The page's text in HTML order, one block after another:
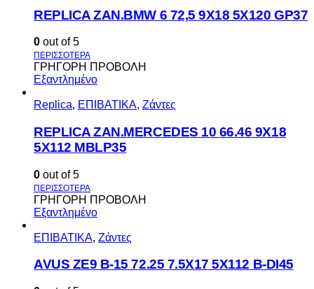
REPLICA ZAN.BMW 6 72,5 9X18 5X120 GP37
0 out of 5
ΓΡΗΓΟΡΗ ΠΡΟΒΟΛΗ
Εξαντλημένο
Replica, ΕΠΙΒΑΤΙΚΑ, Ζάντες
REPLICA ZAN.MERCEDES 10 66.46 9X18
5X112 MBLP35
0 out of 5
ΓΡΗΓΟΡΗ ΠΡΟΒΟΛΗ
Εξαντλημένο
ΕΠΙΒΑΤΙΚΑ, Ζάντες
AVUS ΖΕ9 Β-15 72.25 7.5Χ17 5Χ112 Β-DI45